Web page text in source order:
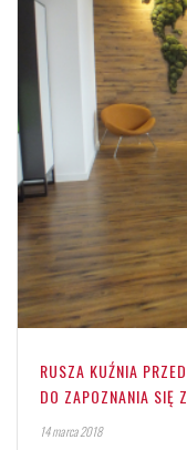
RUSZA KUŹNIA
DO ZAPOZNANIA SIĘ
14 marca 2018